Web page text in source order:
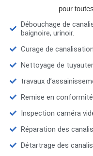
pour
Débouchage de
baignoire, urinoir.
Curage de canalisation.
Nettoyage de
travaux
Remise en
Inspection caméra
Réparation des
Détartrage des